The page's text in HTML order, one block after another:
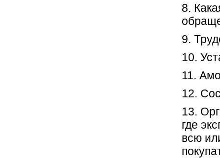
8.
9.
10.
11.
12.
13.
где
всю